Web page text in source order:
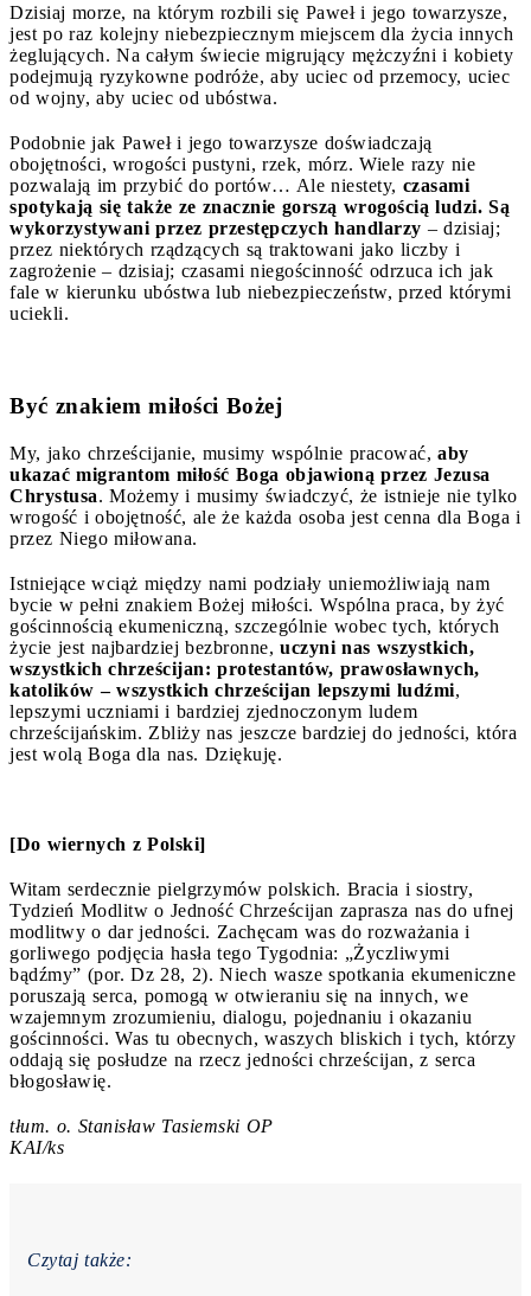
Dzisiaj morze, na którym rozbili się Paweł i jego towarzysze,
jest po raz kolejny niebezpiecznym miejscem dla życia innych
żeglujących. Na całym świecie migrujący mężczyźni i kobiety
podejmują ryzykowne podróże, aby uciec od przemocy, uciec
od wojny, aby uciec od ubóstwa.
Podobnie jak Paweł i jego towarzysze doświadczają
obojętności, wrogości pustyni, rzek, mórz. Wiele razy nie
pozwalają im przybić do portów… Ale niestety, czasami
spotykają się także ze znacznie gorszą wrogością ludzi. Są
wykorzystywani przez przestępczych handlarzy – dzisiaj;
przez niektórych rządzących są traktowani jako liczby i
zagrożenie – dzisiaj; czasami niegościnność odrzuca ich jak
fale w kierunku ubóstwa lub niebezpieczeństw, przed którymi
uciekli.
Być znakiem miłości Bożej
My, jako chrześcijanie, musimy wspólnie pracować, aby
ukazać migrantom miłość Boga objawioną przez Jezusa
Chrystusa. Możemy i musimy świadczyć, że istnieje nie tylko
wrogość i obojętność, ale że każda osoba jest cenna dla Boga i
przez Niego miłowana.
Istniejące wciąż między nami podziały uniemożliwiają nam
bycie w pełni znakiem Bożej miłości. Wspólna praca, by żyć
gościnnością ekumeniczną, szczególnie wobec tych, których
życie jest najbardziej bezbronne, uczyni nas wszystkich,
wszystkich chrześcijan: protestantów, prawosławnych,
katolików – wszystkich chrześcijan lepszymi ludźmi,
lepszymi uczniami i bardziej zjednoczonym ludem
chrześcijańskim. Zbliży nas jeszcze bardziej do jedności, która
jest wolą Boga dla nas. Dziękuję.
[Do wiernych z Polski]
Witam serdecznie pielgrzymów polskich. Bracia i siostry,
Tydzień Modlitw o Jedność Chrześcijan zaprasza nas do ufnej
modlitwy o dar jedności. Zachęcam was do rozważania i
gorliwego podjęcia hasła tego Tygodnia: „Życzliwymi
bądźmy” (por. Dz 28, 2). Niech wasze spotkania ekumeniczne
poruszają serca, pomogą w otwieraniu się na innych, we
wzajemnym zrozumieniu, dialogu, pojednaniu i okazaniu
gościnności. Was tu obecnych, waszych bliskich i tych, którzy
oddają się posłudze na rzecz jedności chrześcijan, z serca
błogosławię.
tłum. o. Stanisław Tasiemski OP
KAI/ks
Czytaj także: